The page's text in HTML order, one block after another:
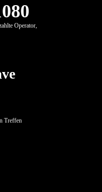
Operator,
Treffen